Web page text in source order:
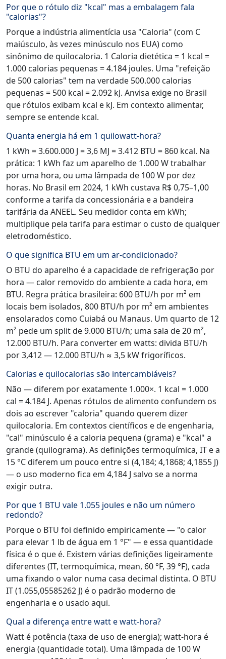
Por que o rótulo diz "kcal" mas a embalagem fala
"calorias"?
Porque a indústria alimentícia usa "Caloria" (com C
maiúsculo, às vezes minúsculo nos EUA) como
sinônimo de quilocaloria. 1 Caloria dietética = 1 kcal =
1.000 calorias pequenas = 4.184 joules. Uma "refeição
de 500 calorias" tem na verdade 500.000 calorias
pequenas = 500 kcal = 2.092 kJ. Anvisa exige no Brasil
que rótulos exibam kcal e kJ. Em contexto alimentar,
sempre se entende kcal.
Quanta energia há em 1 quilowatt-hora?
1 kWh = 3.600.000 J = 3,6 MJ = 3.412 BTU = 860 kcal. Na
prática: 1 kWh faz um aparelho de 1.000 W trabalhar
por uma hora, ou uma lâmpada de 100 W por dez
horas. No Brasil em 2024, 1 kWh custava R$ 0,75–1,00
conforme a tarifa da concessionária e a bandeira
tarifária da ANEEL. Seu medidor conta em kWh;
multiplique pela tarifa para estimar o custo de qualquer
eletrodoméstico.
O que significa BTU em um ar-condicionado?
O BTU do aparelho é a capacidade de refrigeração por
hora — calor removido do ambiente a cada hora, em
BTU. Regra prática brasileira: 600 BTU/h por m² em
locais bem isolados, 800 BTU/h por m² em ambientes
ensolarados como Cuiabá ou Manaus. Um quarto de 12
m² pede um split de 9.000 BTU/h; uma sala de 20 m²,
12.000 BTU/h. Para converter em watts: divida BTU/h
por 3,412 — 12.000 BTU/h ≈ 3,5 kW frigoríficos.
Calorias e quilocalorias são intercambiáveis?
Não — diferem por exatamente 1.000×. 1 kcal = 1.000
cal = 4.184 J. Apenas rótulos de alimento confundem os
dois ao escrever "caloria" quando querem dizer
quilocaloria. Em contextos científicos e de engenharia,
"cal" minúsculo é a caloria pequena (grama) e "kcal" a
grande (quilograma). As definições termoquímica, IT e a
15 °C diferem um pouco entre si (4,184; 4,1868; 4,1855 J)
— o uso moderno fica em 4,184 J salvo se a norma
exigir outra.
Por que 1 BTU vale 1.055 joules e não um número
redondo?
Porque o BTU foi definido empiricamente — "o calor
para elevar 1 lb de água em 1 °F" — e essa quantidade
física é o que é. Existem várias definições ligeiramente
diferentes (IT, termoquímica, mean, 60 °F, 39 °F), cada
uma fixando o valor numa casa decimal distinta. O BTU
IT (1.055,05585262 J) é o padrão moderno de
engenharia e o usado aqui.
Qual a diferença entre watt e watt-hora?
Watt é potência (taxa de uso de energia); watt-hora é
energia (quantidade total). Uma lâmpada de 100 W